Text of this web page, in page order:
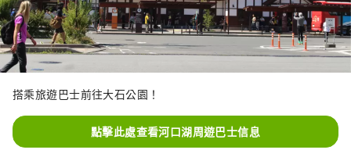
搭乘旅遊巴士前往大石公園！
點擊此處查看河口湖周遊巴士信息